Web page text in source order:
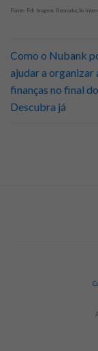
Fonte: Fdr Imagem: Reprodução
Como o Nubank
ajudar a organizar
finanças no final
Descubra já